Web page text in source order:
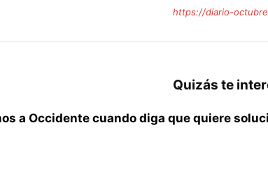
https://diario-
Quizás te
a Occidente cuando diga que quiere